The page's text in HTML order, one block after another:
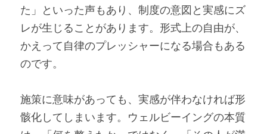
た」といった声もあり、制度の意図と実感にズ
レが生じることがあります。形式上の自由が、
かえって自律のプレッシャーになる場合もある
のです。
施策に意味があっても、実感が伴わなければ形
骸化してしまいます。ウェルビーイングの本質